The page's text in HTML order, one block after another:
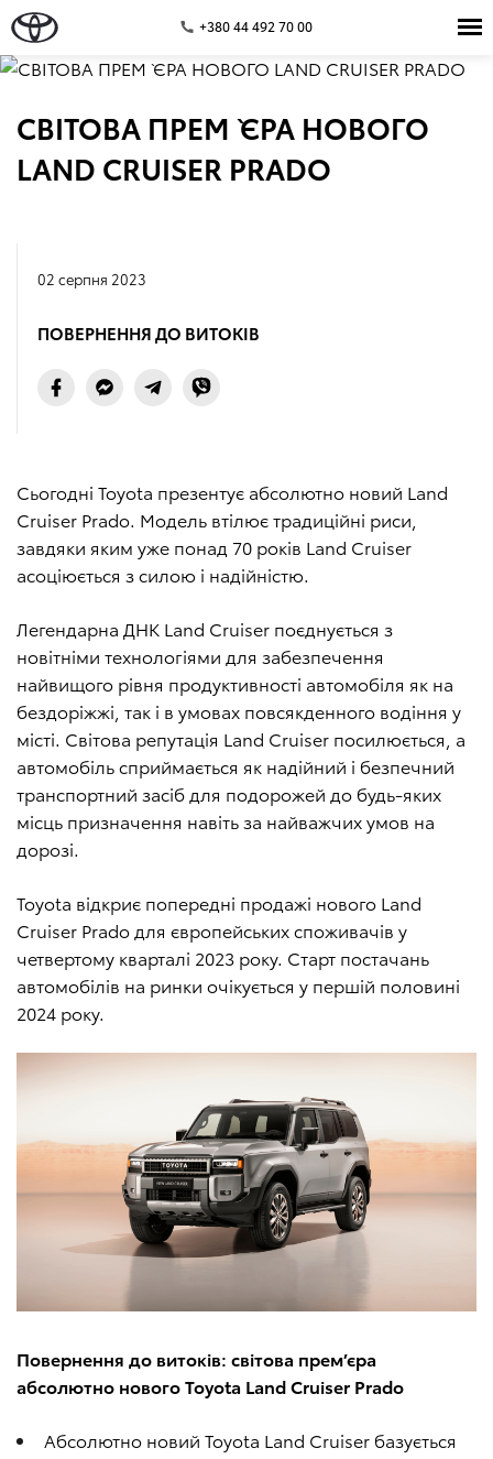
+380 44 492 70 00
СВІТОВА ПРЕМ`ЄРА НОВОГО
LAND CRUISER PRADO
02 серпня 2023
ПОВЕРНЕННЯ ДО ВИТОКІВ
Сьогодні Toyota презентує абсолютно новий Land
Cruiser Prado. Модель втілює традиційні риси,
завдяки яким уже понад 70 років Land Cruiser
асоціюється з силою і надійністю.
Легендарна ДНК Land Cruiser поєднується з
новітніми технологіями для забезпечення
найвищого рівня продуктивності автомобіля як на
бездоріжжі, так і в умовах повсякденного водіння у
місті. Світова репутація Land Cruiser посилюється, а
автомобіль сприймається як надійний і безпечний
транспортний засіб для подорожей до будь-яких
місць призначення навіть за найважчих умов на
дорозі.
Toyota відкриє попередні продажі нового Land
Cruiser Prado для європейських споживачів у
четвертому кварталі 2023 року. Старт постачань
автомобілів на ринки очікується у першій половині
2024 року.
Повернення до витоків: світова прем’єра
абсолютно нового Toyota Land Cruiser Prado
Абсолютно новий Toyota Land Cruiser базується